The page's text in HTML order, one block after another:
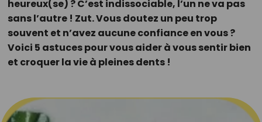
heureux(se) ? C’est indissociable, l’un ne va pas
sans l’autre ! Zut. Vous doutez un peu trop
souvent et n’avez aucune confiance en vous ?
Voici 5 astuces pour vous aider à vous sentir bien
et croquer la vie à pleines dents !